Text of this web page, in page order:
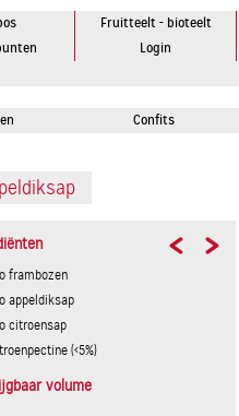
Fruitteelt - bioteelt
Login
Confits
frambozen
appeldiksap
citroensap
(<5%)
volume